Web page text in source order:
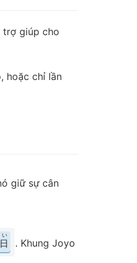
trợ giúp cho
hoặc chỉ lần
giữ sự cân
い
. Khung Joyo